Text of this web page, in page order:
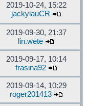
2019-10-24, 15:22
jackylauCR
2019-09-30, 21:37
lin.wete
2019-09-17, 10:14
frasina92
2019-09-14, 10:29
roger201413